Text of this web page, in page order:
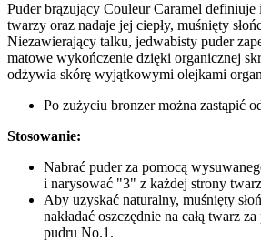
Puder brązujący Couleur Caramel
twarzy oraz nadaje jej ciepły, muśnięty
Niezawierający talku, jedwabisty puder
matowe wykończenie dzięki organicznej
odżywia skórę wyjątkowymi olejkami
Po zużyciu bronzer można zastąpić
Stosowanie:
Nabrać puder za pomocą
i narysować "3" z każdej strony
Aby uzyskać naturalny, muśnięty
nakładać oszczędnie na całą twarz
pudru No.1.